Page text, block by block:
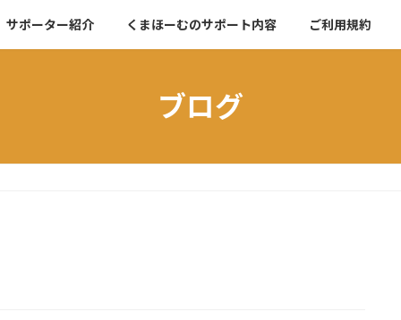
サポーター紹介 くまほーむのサポート内容 ご利用規約
ブログ